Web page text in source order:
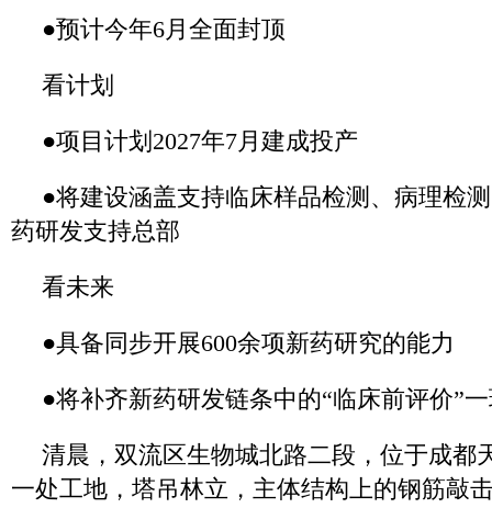
●预计今年6月全面封顶
看计划
●项目计划2027年7月建成投产
●将建设涵盖支持临床样品检测、病理检
药研发支持总部
看未来
●具备同步开展600余项新药研究的能力
●将补齐新药研发链条中的“临床前评价”
清晨，双流区生物城北路二段，位于成都
一处工地，塔吊林立，主体结构上的钢筋敲